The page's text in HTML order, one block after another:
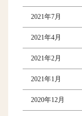
2021年7月
2021年4月
2021年2月
2021年1月
2020年12月